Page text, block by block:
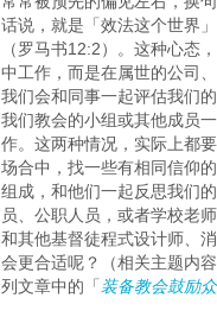
话说，就是「效法这个世界」
（罗马书12:2）。这种心态
中工作，而是在属世的公司
我们会和同事一起评估我们
我们教会的小组或其他成员
作。这两种情况，实际上都
场合中，找一些有相同信仰
组成，和他们一起反思我们
员、公职人员，或者学校老
和其他基督徒程式设计师、
会更合适呢？（相关主题内
列文章中的「 装备教会鼓励